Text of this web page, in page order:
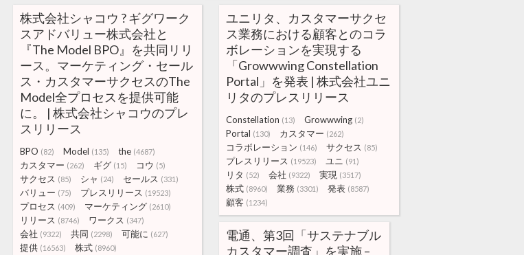
株式会社シャコウ ? ギグワーク
スアドバリュー株式会社と
『The Model BPO』を共同リリ
ース。マーケティング・セール
ス・カスタマーサクセスのThe
Model全プロセスを提供可能
に。 | 株式会社シャコウのプレ
スリリース
BPO (82) Model (135) the (4687)
カスタマー (262) ギグ (15) コウ (5)
サクセス (85) シャ (24) セールス (331)
バリュー (75) プレスリリース (19523)
プロセス (409) マーケティング (2610)
リリース (8746) ワークス (347)
会社 (9322) 共同 (2298) 可能に (627)
提供 (16563) 株式 (8960)
ユニリタ、カスタマーサクセ
ス業務における顧客とのコラ
ボレーションを実現する
「Growwwing Constellation
Portal」を発表 | 株式会社ユニ
リタのプレスリリース
Constellation (13) Growwwing (2)
Portal (130) カスタマー (262)
コラボレーション (146) サクセス (85)
プレスリリース (19523) ユニ (91)
リタ (52) 会社 (9322) 実現 (3517)
株式 (8960) 業務 (3301) 発表 (8587)
顧客 (1234)
電通、第3回「サステナブル
カスタマー調査」を実施 –